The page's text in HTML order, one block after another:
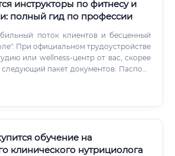
инструкторы по фитнесу и
полный гид по профессии
поток клиентов и бесценный
При официальном трудоустройстве
или wellness-центр от вас, скорее
пакет документов: Паспорт
обучение на
клинического нутрициолога